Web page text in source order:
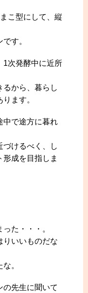
こ型にして、縦
す。
1次発酵中に近所
るから、暮らし
ます。
中で途方に暮れ
づけるべく、し
成を目指しま
た・・・。
りいいものだな
。
の先生に聞いて